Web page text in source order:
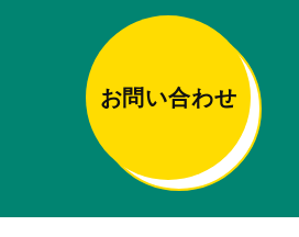
お問い合わせ